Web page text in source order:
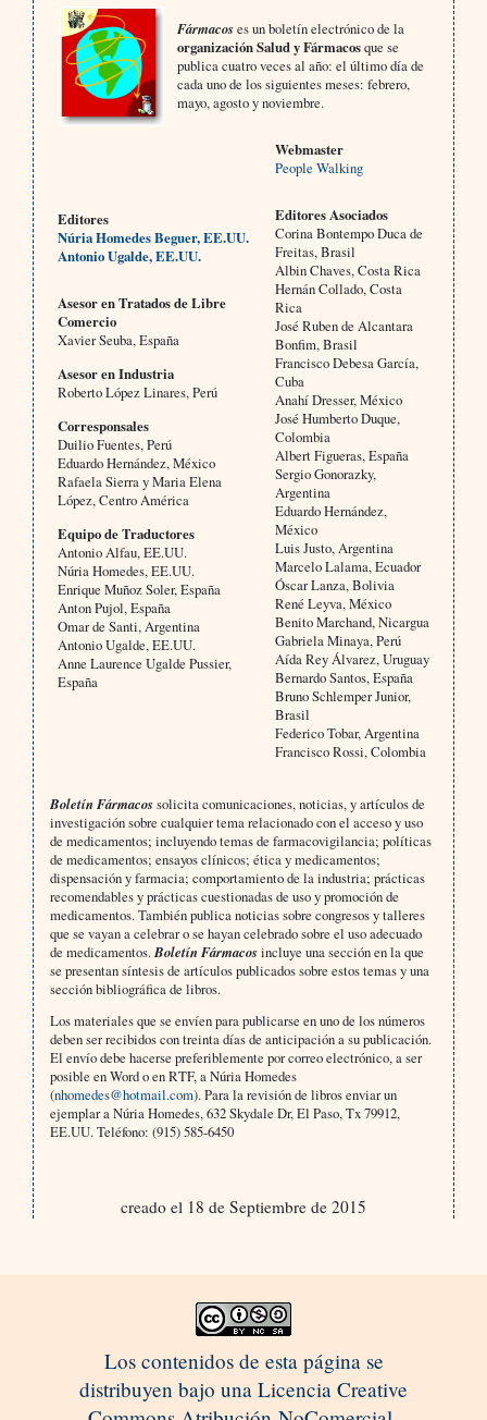
Fármacoses un boletín electrónico de la
organización Salud y Fármacosque se
publica cuatro veces al año: el último día de
cada uno de los siguientes meses: febrero,
mayo, agosto y noviembre.
Editores
Núria Homedes Beguer, EE.UU.
Antonio Ugalde, EE.UU.
Asesor en Tratados de Libre
Comercio
Xavier Seuba, España
Asesor en Industria
Roberto López Linares, Perú
Corresponsales
Duilio Fuentes, Perú
Eduardo Hernández, México
Rafaela Sierra y Maria Elena
López, Centro América
Equipo de Traductores
Antonio Alfau, EE.UU.
Núria Homedes, EE.UU.
Enrique Muñoz Soler, España
Anton Pujol, España
Omar de Santi, Argentina
Antonio Ugalde, EE.UU.
Anne Laurence Ugalde Pussier,
España
Webmaster
People Walking
Editores Asociados
Corina Bontempo Duca de
Freitas, Brasil
Albin Chaves, Costa Rica
Hernán Collado, Costa
Rica
José Ruben de Alcantara
Bonfim, Brasil
Francisco Debesa García,
Cuba
Anahí Dresser, México
José Humberto Duque,
Colombia
Albert Figueras, España
Sergio Gonorazky,
Argentina
Eduardo Hernández,
México
Luis Justo, Argentina
Marcelo Lalama, Ecuador
Óscar Lanza, Bolivia
René Leyva, México
Benito Marchand, Nicargua
Gabriela Minaya, Perú
Aída Rey Álvarez, Uruguay
Bernardo Santos, España
Bruno Schlemper Junior,
Brasil
Federico Tobar, Argentina
Francisco Rossi, Colombia
Boletín Fármacossolicita comunicaciones, noticias, y artículos de
investigación sobre cualquier tema relacionado con el acceso y uso
de medicamentos; incluyendo temas de farmacovigilancia; políticas
de medicamentos; ensayos clínicos; ética y medicamentos;
dispensación y farmacia; comportamiento de la industria; prácticas
recomendables y prácticas cuestionadas de uso y promoción de
medicamentos. También publica noticias sobre congresos y talleres
que se vayan a celebrar o se hayan celebrado sobre el uso adecuado
de medicamentos.Boletín Fármacosincluye una sección en la que
se presentan síntesis de artículos publicados sobre estos temas y una
sección bibliográfica de libros.
Los materiales que se envíen para publicarse en uno de los números
deben ser recibidos con treinta días de anticipación a su publicación.
El envío debe hacerse preferiblemente por correo electrónico, a ser
posible en Word o en RTF, a Núria Homedes
(nhomedes@hotmail.com). Para la revisión de libros enviar un
ejemplar a Núria Homedes, 632 Skydale Dr, El Paso, Tx 79912,
EE.UU. Teléfono: (915) 585-6450
creado el 18 de Septiembre de 2015
Los contenidos de esta página se
distribuyen bajo una Licencia Creative